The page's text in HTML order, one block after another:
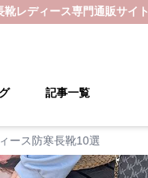
靴レディース専門通販サイト
記事一覧
ース防寒長靴10選